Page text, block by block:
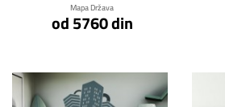
Mapa Država
od 5760 din